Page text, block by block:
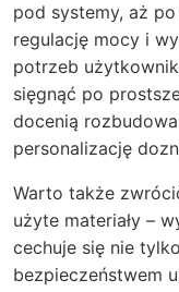
pod systemy, aż
regulację mocy i
potrzeb
sięgnąć po
docenią
personalizację
Warto także
użyte materiały –
cechuje się nie
bezpieczeństwem